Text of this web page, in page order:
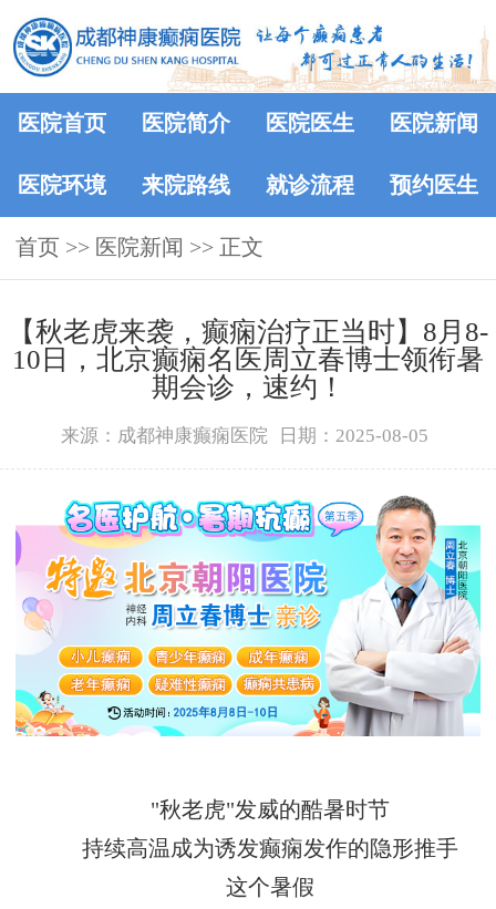
医院首页 医院简介 医院医生 医院新闻
医院环境 来院路线 就诊流程 预约医生
首页 >> 医院新闻 >> 正文
【秋老虎来袭，癫痫治疗正当时】8月8-
10日，北京癫痫名医周立春博士领衔暑
期会诊，速约！
来源：成都神康癫痫医院 日期：2025-08-05
"秋老虎"发威的酷暑时节
持续高温成为诱发癫痫发作的隐形推手
这个暑假